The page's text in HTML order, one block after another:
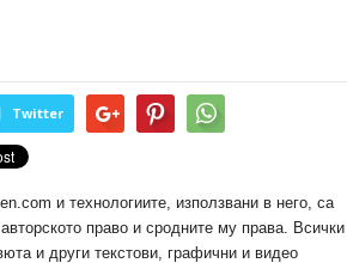
Twitter
и технологиите, използвани в него, са
право и сродните му права. Всички
и други текстови, графични и видео